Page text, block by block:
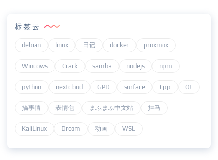
标签云
debian linux 日记 docker proxmox
Windows Crack samba nodejs npm
python nextcloud GPD surface Cpp Qt
搞事情 表情包 まふまふ中文站 挂马
KaliLinux Drcom 动画 WSL